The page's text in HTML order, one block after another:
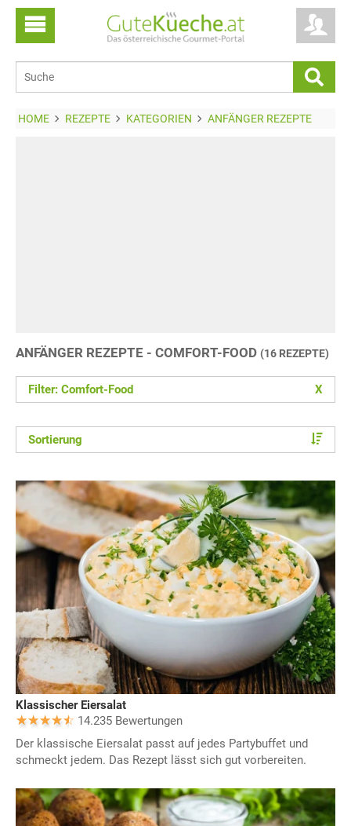
HOME REZEPTE KATEGORIEN ANFÄNGER REZEPTE
ANFÄNGER REZEPTE - COMFORT-FOOD (16 REZEPTE)
Filter: Comfort-Food X
Sortierung
Klassischer Eiersalat
14.235 Bewertungen
Der klassische Eiersalat passt auf jedes Partybuffet und
schmeckt jedem. Das Rezept lässt sich gut vorbereiten.